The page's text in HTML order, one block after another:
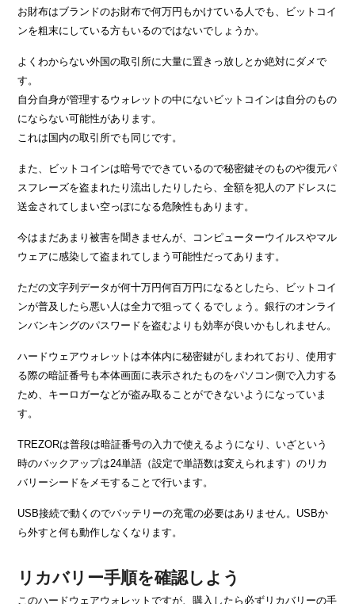
お財布はブランドのお財布で何万円もかけている人でも、ビットコイ
ンを粗末にしている方もいるのではないでしょうか。
よくわからない外国の取引所に大量に置きっ放しとか絶対にダメで
す。
自分自身が管理するウォレットの中にないビットコインは自分のもの
にならない可能性があります。
これは国内の取引所でも同じです。
また、ビットコインは暗号でできているので秘密鍵そのものや復元パ
スフレーズを盗まれたり流出したりしたら、全額を犯人のアドレスに
送金されてしまい空っぽになる危険性もあります。
今はまだあまり被害を聞きませんが、コンピューターウイルスやマル
ウェアに感染して盗まれてしまう可能性だってあります。
ただの文字列データが何十万円何百万円になるとしたら、ビットコイ
ンが普及したら悪い人は全力で狙ってくるでしょう。銀行のオンライ
ンバンキングのパスワードを盗むよりも効率が良いかもしれません。
ハードウェアウォレットは本体内に秘密鍵がしまわれており、使用す
る際の暗証番号も本体画面に表示されたものをパソコン側で入力する
ため、キーロガーなどが盗み取ることができないようになっていま
す。
TREZORは普段は暗証番号の入力で使えるようになり、いざという
時のバックアップは24単語（設定で単語数は変えられます）のリカ
バリーシードをメモすることで行います。
USB接続で動くのでバッテリーの充電の必要はありません。USBか
ら外すと何も動作しなくなります。
リカバリー手順を確認しよう
このハードウェアウォレットですが、購入したら必ずリカバリーの手